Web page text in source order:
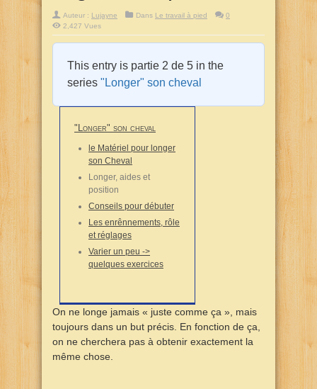
Auteur : Lujayne Dans Le travail à pied
0
2,427 Vues
This entry is partie 2 de 5 in the
series "Longer" son cheval
"Longer" son cheval
le Matériel pour longer
son Cheval
Longer, aides et
position
Conseils pour débuter
Les enrênnements, rôle
et réglages
Varier un peu ->
quelques exercices
On ne longe jamais « juste comme ça », mais
toujours dans un but précis. En fonction de ça,
on ne cherchera pas à obtenir exactement la
même chose.